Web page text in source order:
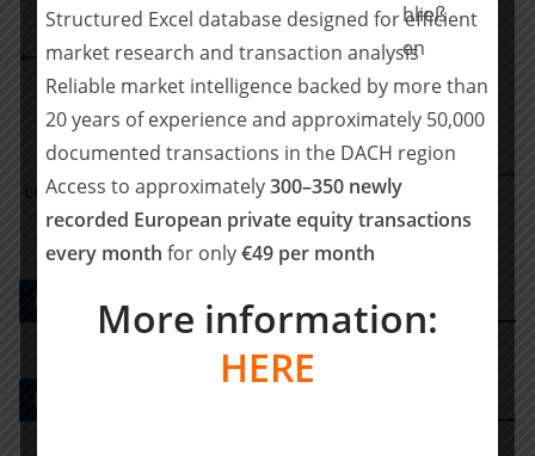
POELLATH berät das Management der CeramTec
GmbH beim Verkauf an CPP Investments und BC
Partners
RDT Dr. Dautel advised AURELIUS Equity
Opportunities KGaA selling the portfolio
company AKAD University to strategic buyer Galileo
Global Education
PE DEALS EUROPE
M&A-Beratungshaus
Structured Excel database designed for efficient
market research and transaction analysis
Reliable market intelligence backed by more than
20 years of experience and approximately 50,000
documented transactions in the DACH region
Access to approximately300–350 newly
recorded European private equity transactions
every month for only€49 per month
More information:
HERE